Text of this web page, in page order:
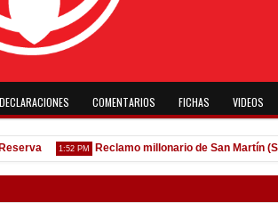
DECLARACIONES COMENTARIOS FICHAS VIDEOS
1:52 PM Reclamo millonario de San Martín (SJ)